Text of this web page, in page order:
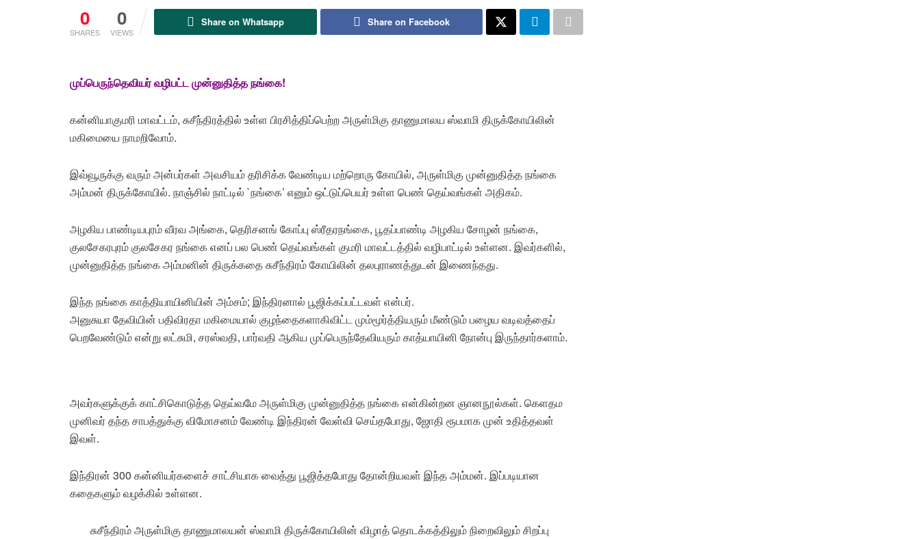
0
SHARES
0
VIEWS
Share on Whatsapp Share on Facebook
முப்பெருந்தெவியர் வழிபட்ட முன்னுதித்த நங்கை!
கன்னியாகுமரி மாவட்டம், சுசீந்திரத்தில் உள்ள பிரசித்திப்பெற்ற அருள்மிகு தாணுமாலய ஸ்வாமி திருக்கோயிலின்
மகிமையை நாமறிவோம்.
இவ்வூருக்கு வரும் அன்பர்கள் அவசியம் தரிசிக்க வேண்டிய மற்றொரு கோயில், அருள்மிகு முன்னுதித்த நங்கை
அம்மன் திருக்கோயில். நாஞ்சில் நாட்டில் `நங்கை’ எனும் ஒட்டுப்பெயர் உள்ள பெண் தெய்வங்கள் அதிகம்.
அழகிய பாண்டியபுரம் வீரவ அங்கை, தெரிசனங் கோப்பு ஸ்ரீதரநங்கை, பூதப்பாண்டி அழகிய சோழன் நங்கை,
குலசேகரபுரம் குலசேகர நங்கை எனப் பல பெண் தெய்வங்கள் குமரி மாவட்டத்தில் வழிபாட்டில் உள்ளன. இவர்களில்,
முன்னுதித்த நங்கை அம்மனின் திருக்கதை சுசீந்திரம் கோயிலின் தலபுராணத்துடன் இணைந்தது.
இந்த நங்கை காத்தியாயினியின் அம்சம்; இந்திரனால் பூஜிக்கப்பட்டவள் என்பர்.
அனுசுயா தேவியின் பதிவிரதா மகிமையால் குழந்தைகளாகிவிட்ட மும்மூர்த்தியரும் மீண்டும் பழைய வடிவத்தைப்
பெறவேண்டும் என்று லட்சுமி, சரஸ்வதி, பார்வதி ஆகிய முப்பெருந்தேவியரும் காத்யாயினி நோன்பு இருந்தார்களாம்.
அவர்களுக்குக் காட்சிகொடுத்த தெய்வமே அருள்மிகு முன்னுதித்த நங்கை என்கின்றன ஞானநூல்கள். கெளதம
முனிவர் தந்த சாபத்துக்கு விமோசனம் வேண்டி இந்திரன் வேள்வி செய்தபோது, ஜோதி ரூபமாக முன் உதித்தவள்
இவள்.
இந்திரன் 300 கன்னியர்களைச் சாட்சியாக வைத்து பூஜித்தபோது தோன்றியவள் இந்த அம்மன். இப்படியான
கதைகளும் வழக்கில் உள்ளன.
சுசீந்திரம் அருள்மிகு தாணுமாலயன் ஸ்வாமி திருக்கோயிலின் விழாத் தொடக்கத்திலும் நிறைவிலும் சிறப்பு